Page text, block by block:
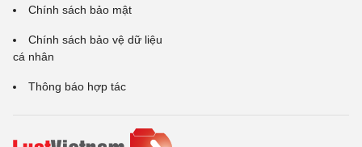
Chính sách bảo mật
Chính sách bảo vệ dữ liệu
cá nhân
Thông báo hợp tác